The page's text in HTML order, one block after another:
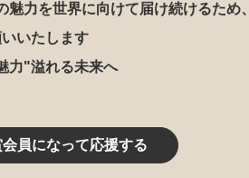
力を世界に向けて届け続けるため、
いたします
力"溢れる未来へ
員になって応援する